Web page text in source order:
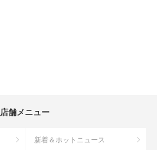
店舗メニュー
新着＆ホットニュース